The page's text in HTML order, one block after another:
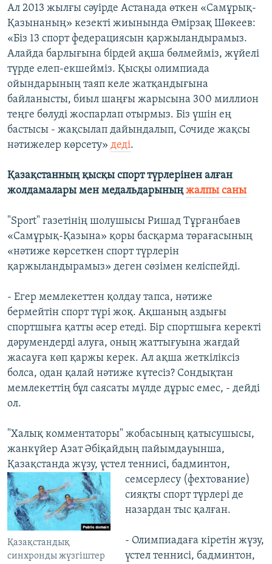
Ал 2013 жылғы сәуірде Астанада өткен «Самұрық-
Қазынаның» кезекті жиынында Өмірзақ Шөкеев:
«Біз 13 спорт федерациясын қаржыландырамыз.
Алайда барлығына бірдей ақша бөлмейміз, жүйелі
түрде елеп-екшейміз. Қысқы олимпиада
ойындарының таяп келе жатқандығына
байланысты, биыл шаңғы жарысына 300 миллион
теңге бөлуді жоспарлап отырмыз. Біз үшін ең
бастысы - жақсылап дайындалып, Сочиде жақсы
нәтижелер көрсету» деді.
Қазақстанның қысқы спорт түрлерінен алған
жолдамалары мен медальдарыныңжалпы саны
"Sport" газетінің шолушысы Ришад Тұрғанбаев
«Самұрық-Қазына» қоры басқарма төрағасының
«нәтиже көрсеткен спорт түрлерін
қаржыландырамыз» деген сөзімен келіспейді.
- Егер мемлекеттен қолдау тапса, нәтиже
бермейтін спорт түрі жоқ. Ақшаның аздығы
спортшыға қатты әсер етеді. Бір спортшыға керекті
дәрумендерді алуға, оның жаттығуына жағдай
жасауға көп қаржы керек. Ал ақша жеткіліксіз
болса, одан қалай нәтиже күтесіз? Сондықтан
мемлекеттің бұл саясаты мүлде дұрыс емес, - дейді
ол.
"Халық комментаторы" жобасының қатысушысы,
жанкүйер Азат Әбіқайдың пайымдауынша,
Қазақстанда жүзу, үстел теннисі, бадминтон,
семсерлесу
Қазақстандық
синхронды жүзгіштер
(фехтование)
сияқты спорт түрлері де
назардан тыс қалған.
- Олимпиадаға кіретін жүзу,
үстел теннисі, бадминтон,